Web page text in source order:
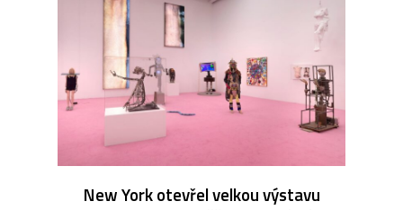
New York otevřel velkou výstavu